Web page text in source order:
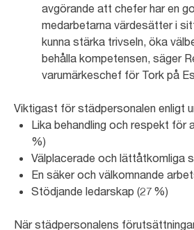
avgörande att chefer har en
medarbetarna värdesätter i
kunna stärka trivseln, öka
behålla kompetensen, säger
varumärkeschef för Tork på
Viktigast för städpersonalen enligt
Lika behandling och respekt för
%)
Välplacerade och lättåtkomliga
En säker och välkomnande
Stödjande ledarskap (27 %)
När städpersonalens